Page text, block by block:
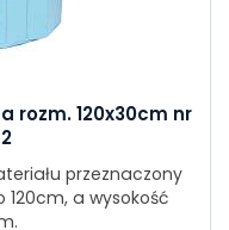
rozm. 120x30cm nr
przeznaczony
a wysokość